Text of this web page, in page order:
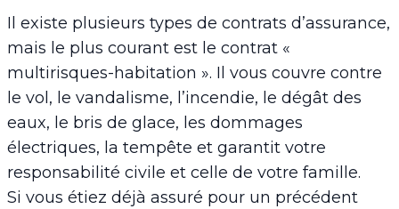
Il existe plusieurs types de contrats d’assurance,
mais le plus courant est le contrat «
multirisques-habitation ». Il vous couvre contre
le vol, le vandalisme, l’incendie, le dégât des
eaux, le bris de glace, les dommages
électriques, la tempête et garantit votre
responsabilité civile et celle de votre famille.
Si vous étiez déjà assuré pour un précédent